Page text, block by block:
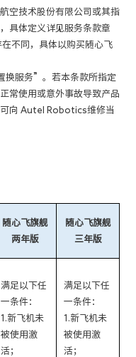
空技术股份有限公司或其指
具体定义详见服务条款章
不同，具体以购买随心飞
换服务”。若本条款所指定
常使用或意外事故导致产品
向 Autel Robotics维修当
随心飞旗舰
两年版
随心飞旗舰
三年版
满足以下任
一条件：
1.新飞机未
被使用激
活；
满足以下任
一条件：
1.新飞机未
被使用激
活；